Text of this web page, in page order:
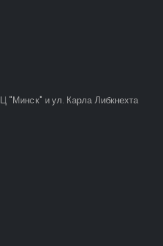
"Минск" и ул. Карла Либкнехта